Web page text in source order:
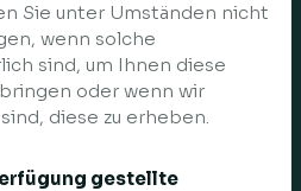
Sie unter Umständen nicht
wenn solche
sind, um Ihnen diese
oder wenn wir
diese zu erheben.
gestellte